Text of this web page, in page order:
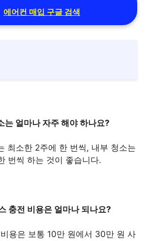
에어컨 매입 구글 검색
는 얼마나 자주 해야 하나요?
최소한 2주에 한 번씩, 내부 청소는
번씩 하는 것이 좋습니다.
충전 비용은 얼마나 되나요?
용은 보통 10만 원에서 30만 원 사